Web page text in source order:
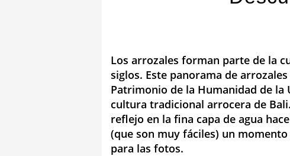
Los arrozales forman parte de la
siglos. Este panorama de
Patrimonio de la Humanidad de la
cultura tradicional arrocera de
reflejo en la fina capa de agua
(que son muy fáciles) un
para las fotos.